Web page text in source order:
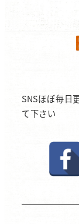
SNSほぼ毎日
て下さい